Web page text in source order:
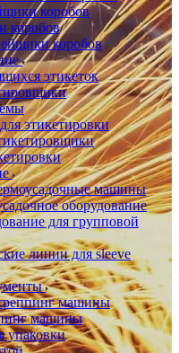
коробов
коробов
коробов
этикеток
этикетировки
машины
оборудование
для групповой
линии для sleeve
машины
машины
упаковки